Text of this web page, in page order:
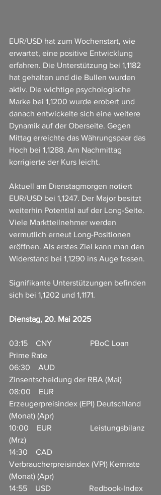
EUR/USD hat zum Wochenstart, wie
erwartet, eine positive Entwicklung
erfahren. Die Unterstützung bei 1,1182
hat gehalten und die Bullen wurden
aktiv. Die wichtige psychologische
Marke bei 1,1200 wurde erobert und
danach entwickelte sich eine weitere
Dynamik auf der Oberseite. Gegen
Mittag erreichte das Währungspaar das
Hoch bei 1,1288. Am Nachmittag
korrigierte der Kurs leicht.
Aktuell am Dienstagmorgen notiert
EUR/USD bei 1,1247. Der Major besitzt
weiterhin Potential auf der Long-Seite.
Viele Marktteilnehmer werden
vermutlich erneut Long-Positionen
eröffnen. Als erstes Ziel kann man den
Widerstand bei 1,1290 ins Auge fassen.
Signifikante Unterstützungen befinden
sich bei 1,1202 und 1,1171.
Dienstag, 20. Mai 2025
03:15    CNY                   PBoC Loan
Prime Rate
06:30    AUD
Zinsentscheidung der RBA (Mai)
08:00    EUR
Erzeugerpreisindex (EPI) Deutschland
(Monat) (Apr)
10:00    EUR                   Leistungsbilanz
(Mrz)
14:30    CAD
Verbraucherpreisindex (VPI) Kernrate
(Monat) (Apr)
14:55    USD                   Redbook-Index